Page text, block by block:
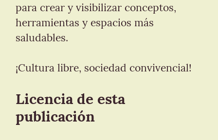
para crear y visibilizar conceptos,
herramientas y espacios más
saludables.
¡Cultura libre, sociedad convivencial!
Licencia de esta
publicación